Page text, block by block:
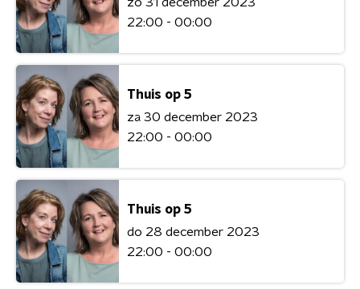
22:00 - 00:00
Thuis op 5
za 30 december 2023
22:00 - 00:00
Thuis op 5
do 28 december 2023
22:00 - 00:00